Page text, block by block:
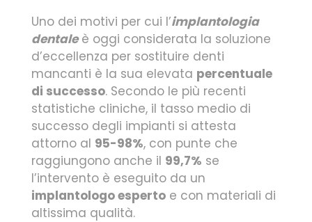
Uno dei motivi per cui l’implantologia
dentaleè oggi considerata la soluzione
d’eccellenza per sostituire denti
mancanti è la sua elevata percentuale
di successo. Secondo le più recenti
statistiche cliniche, il tasso medio di
successo degli impianti si attesta
attorno al 95-98%, con punte che
raggiungono anche il 99,7% se
l’intervento è eseguito da un
implantologo esperto e con materiali di
altissima qualità.